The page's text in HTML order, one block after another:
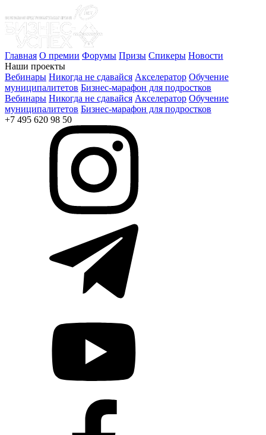
Главная О премии Форумы Призы Спикеры Новости
Наши проекты
Вебинары Никогда не сдавайся Акселератор Обучение
муниципалитетов Бизнес-марафон для подростков
Вебинары Никогда не сдавайся Акселератор Обучение
муниципалитетов Бизнес-марафон для подростков
+7 495 620 98 50